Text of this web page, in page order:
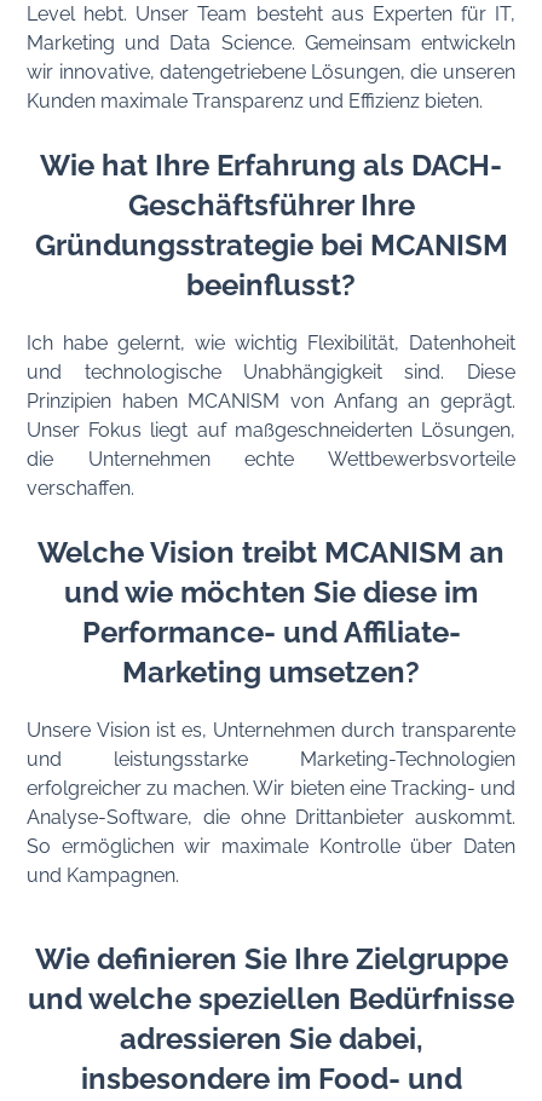
Level hebt. Unser Team besteht aus Experten für IT,
Marketing und Data Science. Gemeinsam entwickeln
wir innovative, datengetriebene Lösungen, die unseren
Kunden maximale Transparenz und Effizienz bieten.
Wie hat Ihre Erfahrung als DACH-
Geschäftsführer Ihre
Gründungsstrategie bei MCANISM
beeinflusst?
Ich habe gelernt, wie wichtig Flexibilität, Datenhoheit
und technologische Unabhängigkeit sind. Diese
Prinzipien haben MCANISM von Anfang an geprägt.
Unser Fokus liegt auf maßgeschneiderten Lösungen,
die Unternehmen echte Wettbewerbsvorteile
verschaffen.
Welche Vision treibt MCANISM an
und wie möchten Sie diese im
Performance- und Affiliate-
Marketing umsetzen?
Unsere Vision ist es, Unternehmen durch transparente
und leistungsstarke Marketing-Technologien
erfolgreicher zu machen. Wir bieten eine Tracking- und
Analyse-Software, die ohne Drittanbieter auskommt.
So ermöglichen wir maximale Kontrolle über Daten
und Kampagnen.
Wie definieren Sie Ihre Zielgruppe
und welche speziellen Bedürfnisse
adressieren Sie dabei,
insbesondere im Food- und